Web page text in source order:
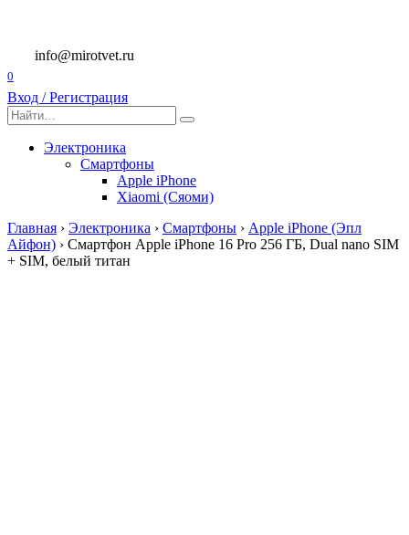
содержанию
info@mirotvet.ru
0
Вход / Регистрация
Search
for:
Электроника
Смартфоны
Apple iPhone
Xiaomi (Сяоми)
Главная › Электроника › Смартфоны › Apple iPhone (Эпл
Айфон) › Смартфон Apple iPhone 16 Pro 256 ГБ, Dual nano SIM
+ SIM, белый титан